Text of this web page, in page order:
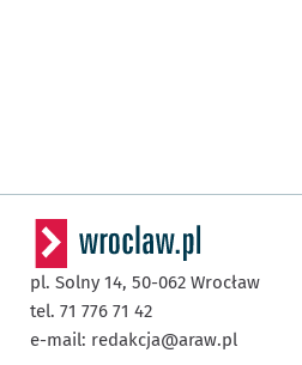
pl. Solny 14, 50-062 Wrocław
tel. 71 776 71 42
e-mail: redakcja@araw.pl